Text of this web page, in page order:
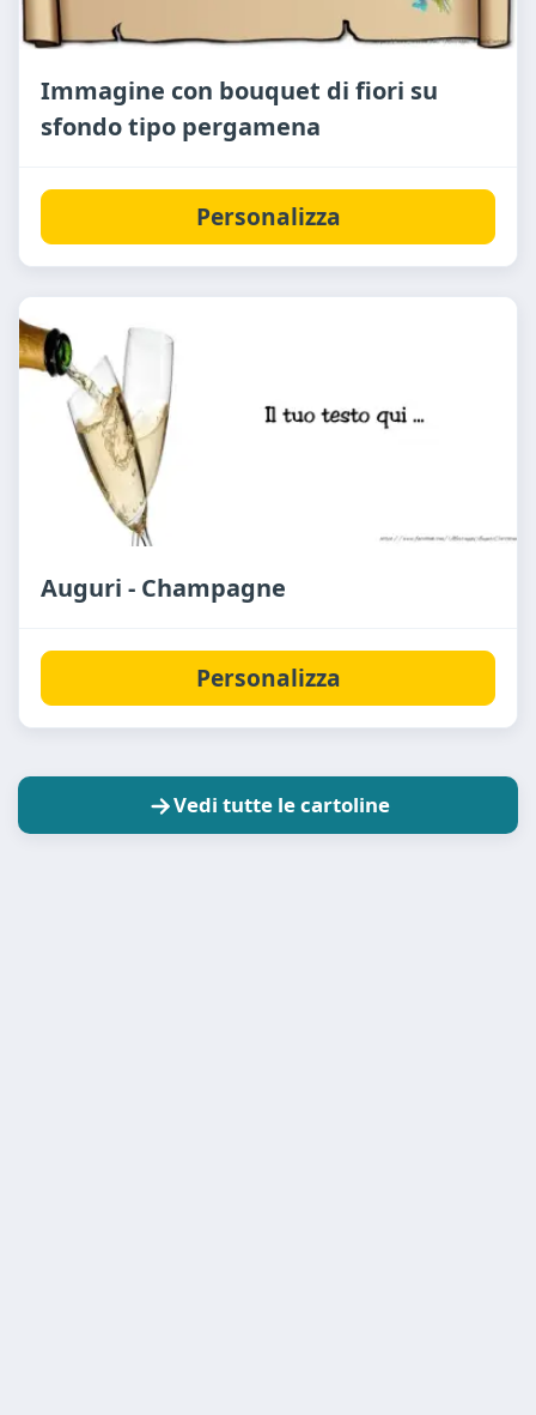
Immagine con bouquet di fiori su
sfondo tipo pergamena
Personalizza
Auguri - Champagne
Personalizza
Vedi tutte le cartoline